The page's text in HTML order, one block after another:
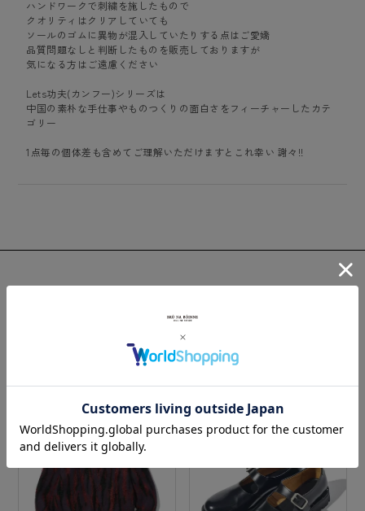
ハンドワークで刺繍を施したもので
クオリティはクリアしていても
ソールのゴムに異物が混入していたりする点はご愛嬌
品質問題なしと判断したものを販売しておりますが
気になる方はご遠慮ください
Lets功夫(カンフー)シリーズは
中国の素朴な手仕事やものつくりの面白さをフィーチャーしたカテ
ゴリー
1点毎の個体差も含めてご理解いただけますとこれ幸い 謝々!!
Recommend